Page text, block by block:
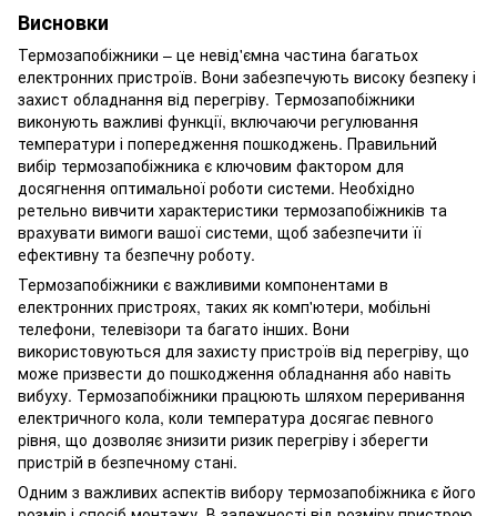
Висновки
Термозапобіжники – це невід'ємна частина багатьох
електронних пристроїв. Вони забезпечують високу безпеку і
захист обладнання від перегріву. Термозапобіжники
виконують важливі функції, включаючи регулювання
температури і попередження пошкоджень. Правильний
вибір термозапобіжника є ключовим фактором для
досягнення оптимальної роботи системи. Необхідно
ретельно вивчити характеристики термозапобіжників та
врахувати вимоги вашої системи, щоб забезпечити її
ефективну та безпечну роботу.
Термозапобіжники є важливими компонентами в
електронних пристроях, таких як комп'ютери, мобільні
телефони, телевізори та багато інших. Вони
використовуються для захисту пристроїв від перегріву, що
може призвести до пошкодження обладнання або навіть
вибуху. Термозапобіжники працюють шляхом переривання
електричного кола, коли температура досягає певного
рівня, що дозволяє знизити ризик перегріву і зберегти
пристрій в безпечному стані.
Одним з важливих аспектів вибору термозапобіжника є його